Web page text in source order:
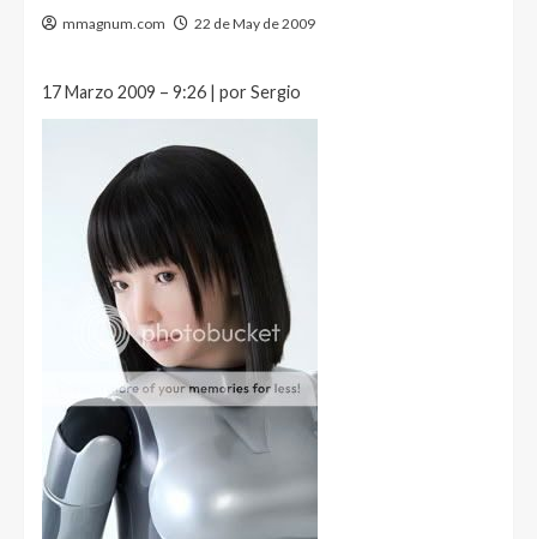
mmagnum.com 22 de May de 2009
17 Marzo 2009 – 9:26 | por Sergio